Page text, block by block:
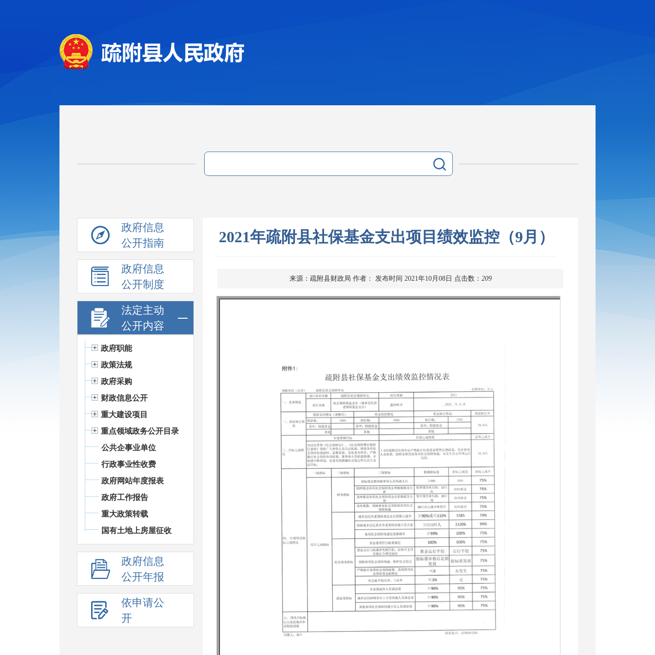
政府信息
公开指南
政府信息
公开制度
法定主动
公开内容
政府职能
政策法规
政府采购
财政信息公开
重大建设项目
重点领域政务公开目录
公共企事业单位
行政事业性收费
政府网站年度报表
政府工作报告
重大政策转载
国有土地上房屋征收
政府信息
公开年报
依申请公
开
2021年疏附县社保基金支出项目绩效监控（9月）
来源：疏附县财政局 作者： 发布时间 2021年10月08日 点击数： 209